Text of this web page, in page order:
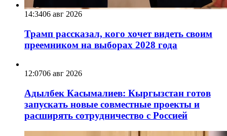
14:3406 авг 2026
Трамп рассказал, кого хочет видеть своим
преемником на выборах 2028 года
12:0706 авг 2026
Адылбек Касымалиев: Кыргызстан готов
запускать новые совместные проекты и
расширять сотрудничество с Россией